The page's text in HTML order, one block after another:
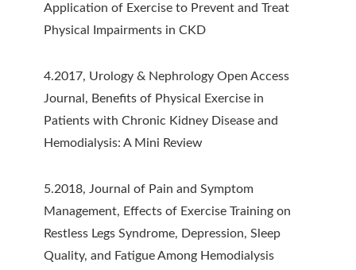
Application of Exercise to Prevent and Treat
Physical Impairments in CKD
4.2017, Urology & Nephrology Open Access
Journal, Benefits of Physical Exercise in
Patients with Chronic Kidney Disease and
Hemodialysis: A Mini Review
5.2018, Journal of Pain and Symptom
Management, Effects of Exercise Training on
Restless Legs Syndrome, Depression, Sleep
Quality, and Fatigue Among Hemodialysis